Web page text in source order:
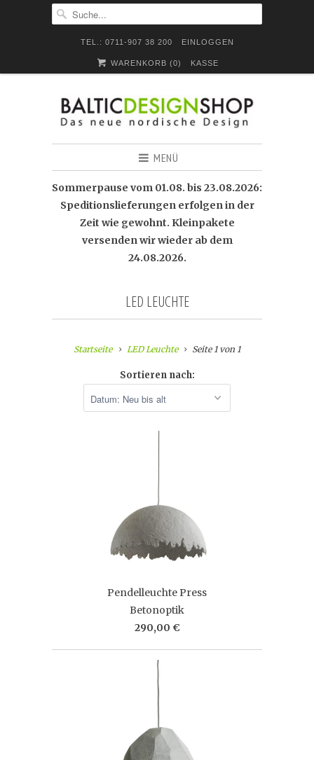
TEL.: 0711-907 38 200 EINLOGGEN
WARENKORB (0) KASSE
MENÜ
Sommerpause vom 01.08. bis 23.08.2026:
Speditionslieferungen erfolgen in der
Zeit wie gewohnt. Kleinpakete
versenden wir wieder ab dem
24.08.2026.
LED LEUCHTE
Startseite LED Leuchte Seite 1 von 1
Sortieren nach:
Pendelleuchte Press
Betonoptik
290,00 €